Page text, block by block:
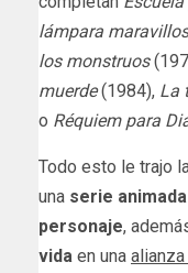
lámpara
los monstruos
muerde(1984), La
o Réquiem para
Todo esto le trajo
una serie
personaje,
vida en una